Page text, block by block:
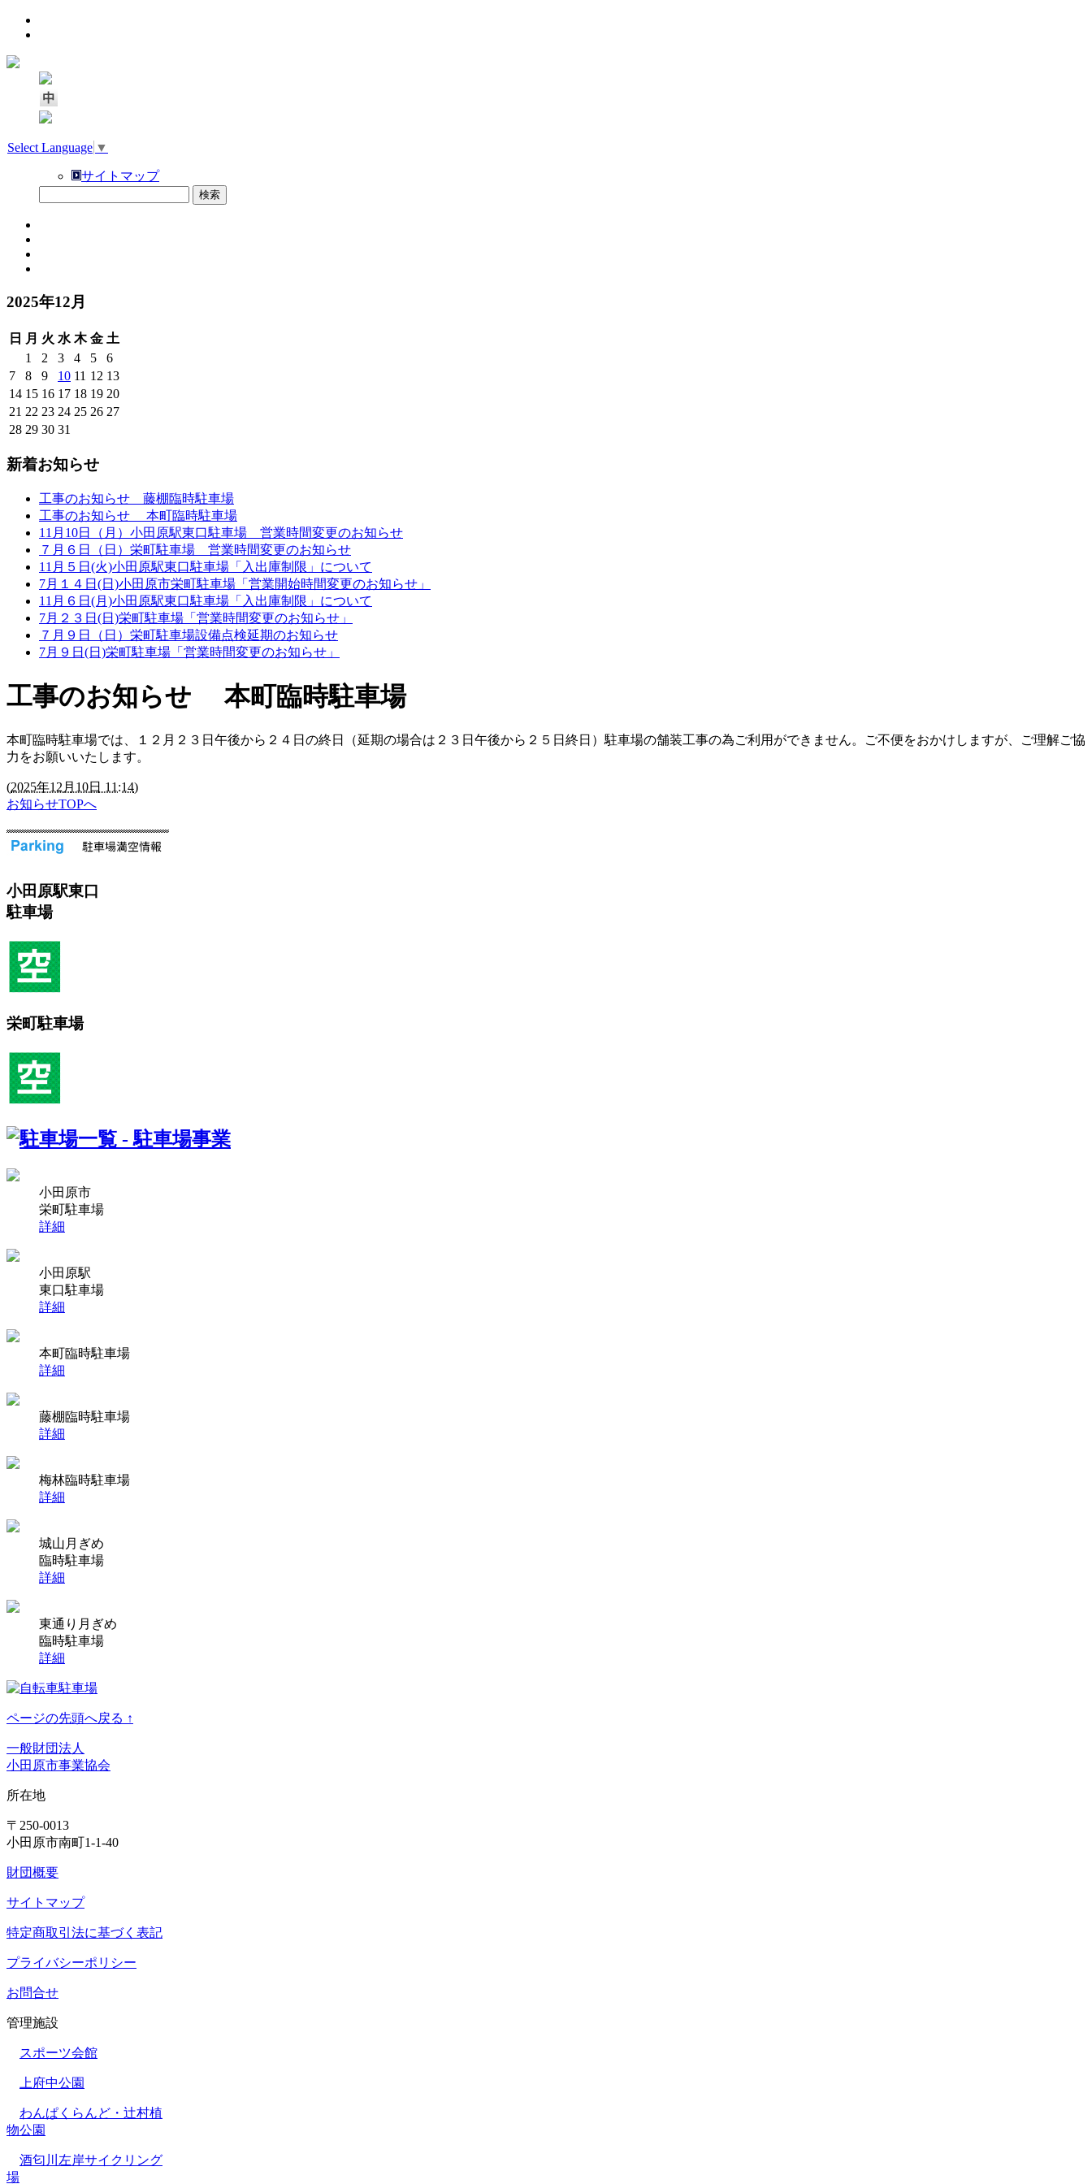
Select Language ▼
サイトマップ
2025年12月
日 月 火 水 木 金 土
1
2 3 4 5
6
7
8 9 10 11 12 13
14 15 16 17 18 19 20
21 22 23 24 25 26 27
28 29 30 31
新着お知らせ
工事のお知らせ 藤棚臨時駐車場
工事のお知らせ 本町臨時駐車場
11月10日（月）小田原駅東口駐車場 営業時間変更のお知らせ
７月６日（日）栄町駐車場 営業時間変更のお知らせ
11月５日(火)小田原駅東口駐車場「入出庫制限」について
7月１４日(日)小田原市栄町駐車場「営業開始時間変更のお知らせ」
11月６日(月)小田原駅東口駐車場「入出庫制限」について
7月２３日(日)栄町駐車場「営業時間変更のお知らせ」
７月９日（日）栄町駐車場設備点検延期のお知らせ
7月９日(日)栄町駐車場「営業時間変更のお知らせ」
工事のお知らせ 本町臨時駐車場
本町臨時駐車場では、１２月２３日午後から２４日の終日（延期の場合は２３日午後から２５日終日）駐車場の舗装工事の為ご利用ができません。ご不便をおかけしますが、ご理解ご協
力をお願いいたします。
(2025年12月10日 11:14)
お知らせTOPへ
小田原駅東口
駐車場
栄町駐車場
小田原市
栄町駐車場
詳細
小田原駅
東口駐車場
詳細
本町臨時駐車場
詳細
藤棚臨時駐車場
詳細
梅林臨時駐車場
詳細
城山月ぎめ
臨時駐車場
詳細
東通り月ぎめ
臨時駐車場
詳細
ページの先頭へ戻る ↑
一般財団法人
小田原市事業協会
所在地
〒250-0013
小田原市南町1-1-40
財団概要
サイトマップ
特定商取引法に基づく表記
プライバシーポリシー
お問合せ
管理施設
スポーツ会館
上府中公園
わんぱくらんど・辻村植
物公園
酒匂川左岸サイクリング
場